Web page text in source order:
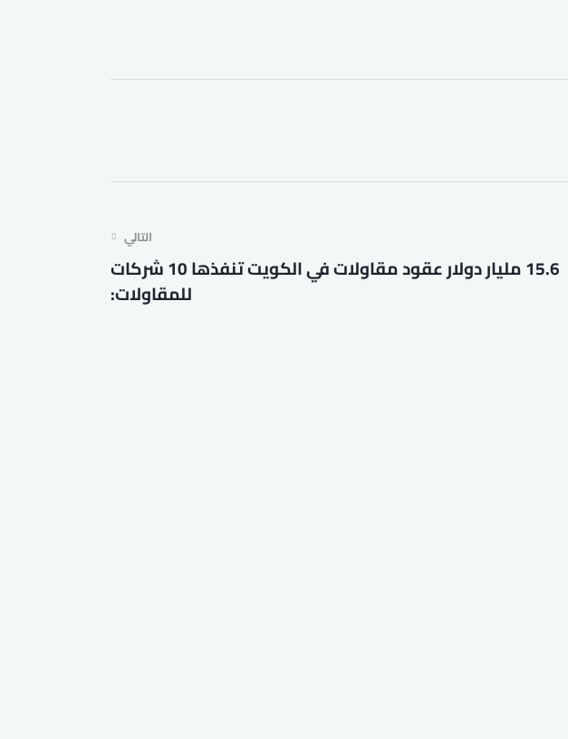
التالي
15.6 مليار دولار عقود مقاولات في الكويت تنفذها 10 شركات
للمقاولات: